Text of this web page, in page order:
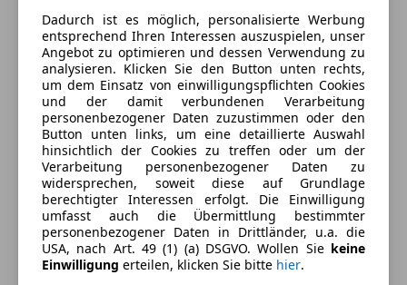
Kraftstoff
Diesel
Ausstattung
Komfort
360° Kamera
Berganfahrassistent
Einparkhilfe
Einparkhilfe Rückfahrkamera
Einparkhilfe selbstlenkendes System
Einparkhilfe Sensoren hinten
Mehr anzeigen
Farbe und Innenausstattung
Außenfarbe
Schwarz
Farbe laut Hersteller
SCHWARZ/BALTIC
BLACK
Dadurch ist es möglich, personalisierte Werbung
entsprechend Ihren Interessen auszuspielen, unser
Angebot zu optimieren und dessen Verwendung zu
analysieren. Klicken Sie den Button unten rechts,
um dem Einsatz von einwilligungspflichten Cookies
und der damit verbundenen Verarbeitung
personenbezogener Daten zuzustimmen oder den
Button unten links, um eine detaillierte Auswahl
hinsichtlich der Cookies zu treffen oder um der
Verarbeitung personenbezogener Daten zu
widersprechen, soweit diese auf Grundlage
berechtigter Interessen erfolgt. Die Einwilligung
umfasst auch die Übermittlung bestimmter
personenbezogener Daten in Drittländer, u.a. die
USA, nach Art. 49 (1) (a) DSGVO. Wollen Sie keine
Einwilligung erteilen, klicken Sie bitte hier.